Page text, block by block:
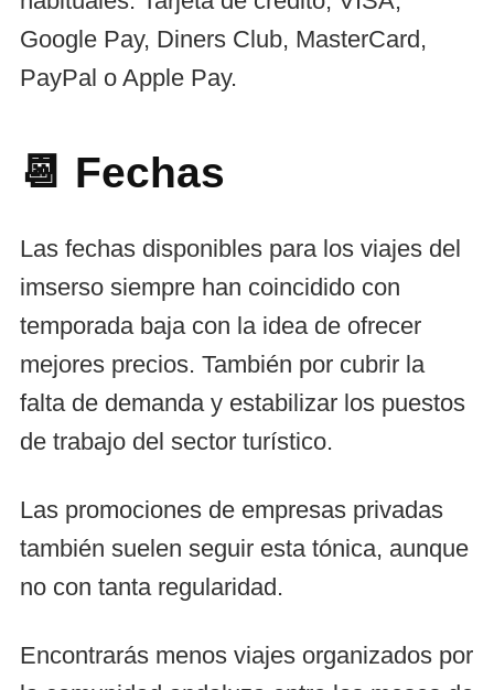
Google Pay, Diners Club, MasterCard,
PayPal o Apple Pay.
📆 Fechas
Las fechas disponibles para los viajes del
imserso siempre han coincidido con
temporada baja con la idea de ofrecer
mejores precios. También por cubrir la
falta de demanda y estabilizar los puestos
de trabajo del sector turístico.
Las promociones de empresas privadas
también suelen seguir esta tónica, aunque
no con tanta regularidad.
Encontrarás menos viajes organizados por